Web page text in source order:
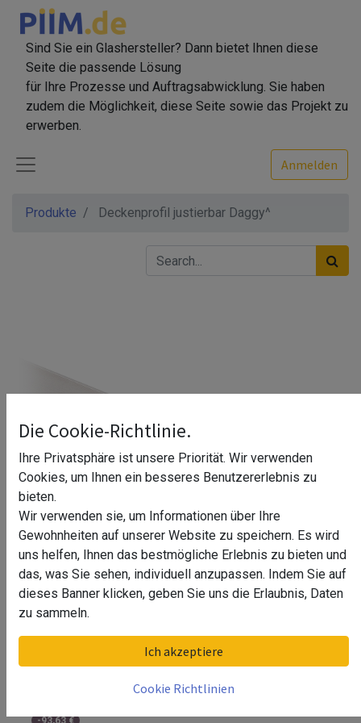
Sind Sie ein Glashersteller? Dann bietet Ihnen diese
Seite die passende Lösung
für Ihre Prozesse und Auftragsabwicklung. Sie haben
zudem die Möglichkeit, diese Seite sowie das Projekt zu
erwerben.
Anmelden
Produkte Deckenprofil justierbar Daggy^
Deckenprofil justierbar Daggy^
Deckenprofil justierbar Daggy^ (Länge: 2000 mm)
-93,63 €
Die Cookie-Richtlinie.
Ihre Privatsphäre ist unsere Priorität. Wir verwenden
Cookies, um Ihnen ein besseres Benutzererlebnis zu
bieten.
Wir verwenden sie, um Informationen über Ihre
Gewohnheiten auf unserer Website zu speichern. Es wird
uns helfen, Ihnen das bestmögliche Erlebnis zu bieten und
das, was Sie sehen, individuell anzupassen. Indem Sie auf
dieses Banner klicken, geben Sie uns die Erlaubnis, Daten
zu sammeln.
Ich akzeptiere
Cookie Richtlinien